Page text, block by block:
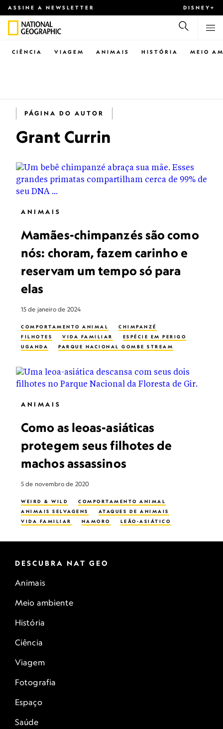
ASSINE A NEWSLETTER DISNEY+
CIÊNCIA VIAGEM ANIMAIS HISTÓRIA MEIO
PÁGINA DO AUTOR
Grant Currin
ANIMAIS
Mamães-chimpanzés são como
nós: choram, fazem carinho e
reservam um tempo só para
elas
15 de janeiro de 2024
COMPORTAMENTO ANIMAL
CHIMPANZÉ
FILHOTES
VIDA FAMILIAR
ESPÉCIE EM PERIGO
UGANDA
PARQUE NACIONAL GOMBE STREAM
ANIMAIS
Como as leoas-asiáticas
protegem seus filhotes de
machos assassinos
5 de novembro de 2020
WEIRD & WILD
COMPORTAMENTO ANIMAL
ANIMAIS SELVAGENS
ATAQUES DE ANIMAIS
VIDA FAMILIAR
NAMORO LEÃO-ASIÁTICO
DESCUBRA NAT GEO
Animais
Meio ambiente
História
Ciência
Viagem
Fotografia
Espaço
Saúde